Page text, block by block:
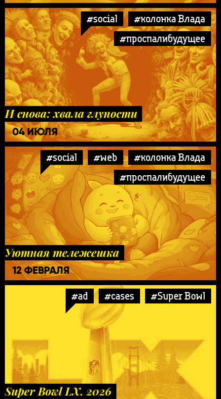
#social
#колонка Влада
#проспалибудущее
И снова: хвала глупости
04 ИЮЛЯ
#social #web
#колонка Влада
#проспалибудущее
Уютная тележешка
12 ФЕВРАЛЯ
#ad #cases #Super Bowl
Super Bowl LX. 2026